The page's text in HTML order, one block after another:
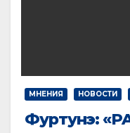
МНЕНИЯ НОВОСТИ
Фуртунэ: